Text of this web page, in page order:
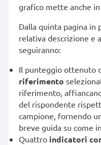
grafico mette anche
Dalla quinta pagina in
relativa descrizione e
seguiranno:
Il punteggio ottenuto
riferimento
riferimento,
del rispondente
campione, fornendo
breve guida su come
Quattro indicatori